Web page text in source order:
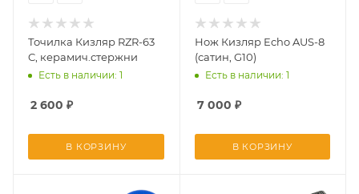
Точилка Кизляр RZR-63
C, керамич.стержни
Есть в наличии: 1
2 600 ₽
В КОРЗИНУ
Нож Кизляр Echo AUS-8
(сатин, G10)
Есть в наличии: 1
7 000 ₽
В КОРЗИНУ